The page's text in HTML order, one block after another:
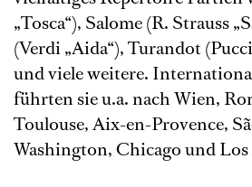
„Tosca“), Salome (R. Strauss
(Verdi „Aida“), Turandot
und viele weitere.
führten sie u.a. nach Wien,
Toulouse, Aix-en-Provence,
Washington, Chicago und Los